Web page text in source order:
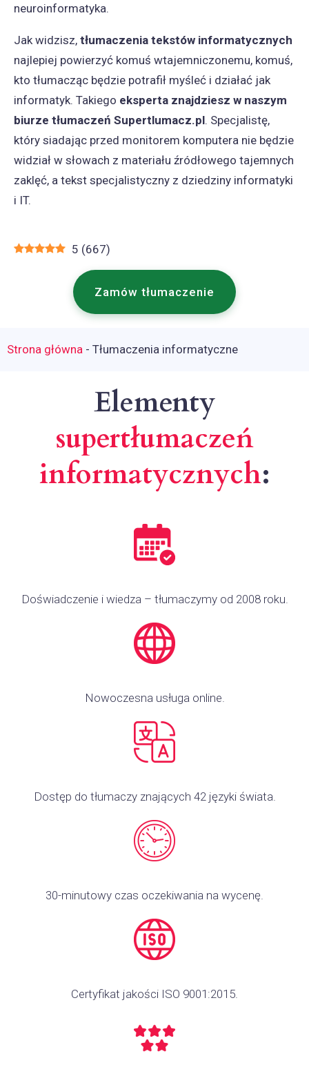
neuroinformatyka.
Jak widzisz, tłumaczenia tekstów informatycznych
najlepiej powierzyć komuś wtajemniczonemu, komuś,
kto tłumacząc będzie potrafił myśleć i działać jak
informatyk. Takiego eksperta znajdziesz w naszym
biurze tłumaczeń Supertlumacz.pl. Specjalistę,
który siadając przed monitorem komputera nie będzie
widział w słowach z materiału źródłowego tajemnych
zaklęć, a tekst specjalistyczny z dziedziny informatyki
i IT.
5 (667)
Zamów tłumaczenie
Strona główna - Tłumaczenia informatyczne
Elementy
supertłumaczeń
informatycznych:
Doświadczenie i wiedza – tłumaczymy od 2008 roku.
Nowoczesna usługa online.
Dostęp do tłumaczy znających 42 języki świata.
30-minutowy czas oczekiwania na wycenę.
Certyfikat jakości ISO 9001:2015.